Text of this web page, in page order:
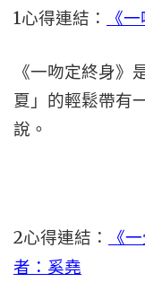
1心得連結： 《
《一吻定終身》
夏」的輕鬆帶有
說。
2心得連結：
《
者：奚堯